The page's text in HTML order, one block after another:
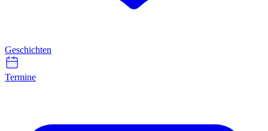
Geschichten
Termine